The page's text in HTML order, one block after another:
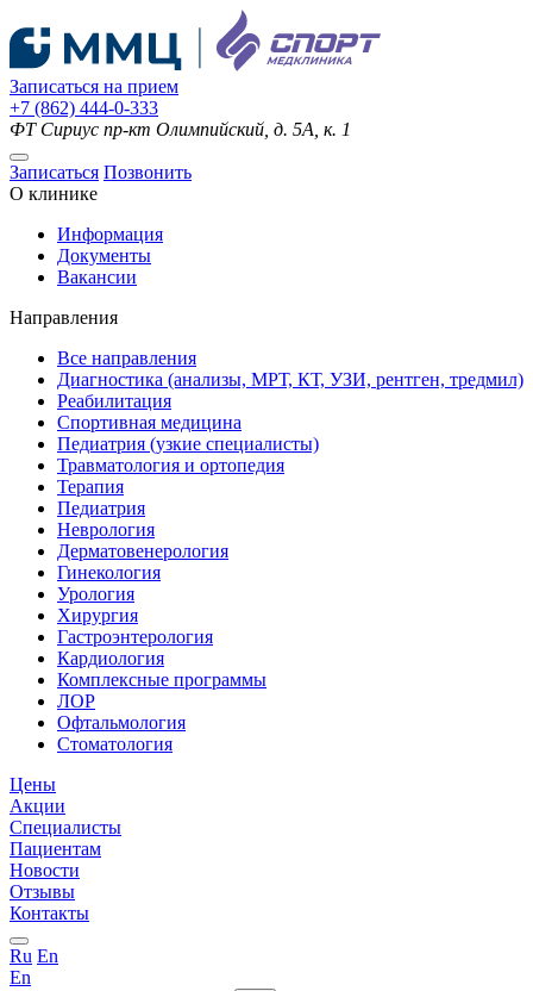
Записаться на прием
+7 (862) 444-0-333
ФТ Сириус пр-кт Олимпийский, д. 5А, к. 1
Записаться Позвонить
О клинике
Информация
Документы
Вакансии
Направления
Все направления
Диагностика (анализы, МРТ, КТ, УЗИ, рентген, тредмил)
Реабилитация
Спортивная медицина
Педиатрия (узкие специалисты)
Травматология и ортопедия
Терапия
Педиатрия
Неврология
Дерматовенерология
Гинекология
Урология
Хирургия
Гастроэнтерология
Кардиология
Комплексные программы
ЛОР
Офтальмология
Стоматология
Цены
Акции
Специалисты
Пациентам
Новости
Отзывы
Контакты
Ru En
En